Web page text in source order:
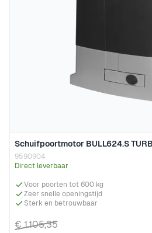
Schuifpoortmotor BULL624.S
9590904
Direct leverbaar
Voor poorten tot 600 kg
Zeer snelle openingstijd
Sterk en betrouwbaar
€ 1.105,35